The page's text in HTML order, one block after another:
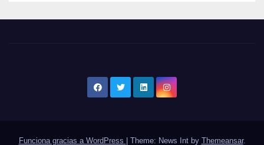
Funciona gracias a WordPress Theme: News Int by Themeansar.